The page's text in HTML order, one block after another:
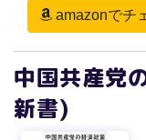
amazonでチ
中国共産党
新書)